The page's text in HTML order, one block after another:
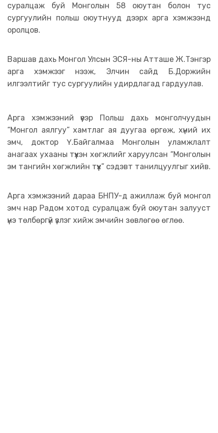
суралцаж буй Монголын 58 оюутан болон тус
сургуулийн польш оюутнууд дээрх арга хэмжээнд
оролцов.
Варшав дахь Монгол Улсын ЭСЯ-ны Атташе Ж.Тэнгэр
арга хэмжээг нээж, Элчин сайд Б.Доржийн
илгээлтийг тус сургуулийн удирдлагад гардуулав.
Арга хэмжээний үеэр Польш дахь монголчуудын
“Монгол аялгуу” хамтлаг ая дуугаа өргөж, хүний их
эмч, доктор Ү.Байгалмаа Монголын уламжлалт
анагаах ухааны түүхэн хөгжлийг харуулсан “Монголын
эм тангийн хөгжлийн түүх” сэдэвт танилцуулгыг хийв.
Арга хэмжээний дараа БНПУ-д ажиллаж буй монгол
эмч нар Радом хотод суралцаж буй оюутан залууст
үнэ төлбөргүй үзлэг хийж эмчийн зөвлөгөө өглөө.